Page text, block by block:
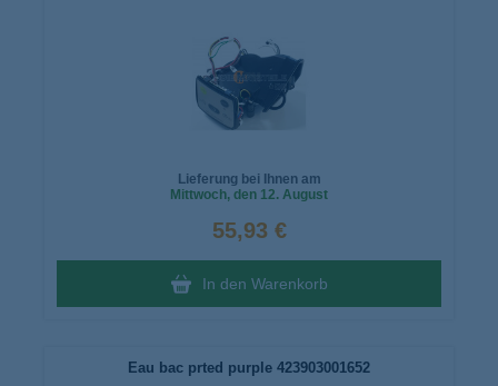
Lieferung bei Ihnen am
Mittwoch, den 12. August
55,93 €
In den Warenkorb
Eau bac prted purple 423903001652